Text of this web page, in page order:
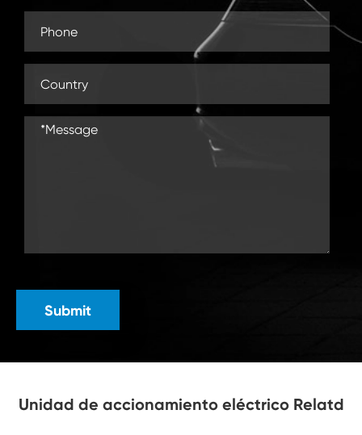
Submit
Unidad de accionamiento eléctrico Relatd